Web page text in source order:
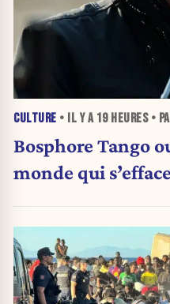
CULTURE • IL Y A 19 HEURES•
Bosphore Tango
monde qui